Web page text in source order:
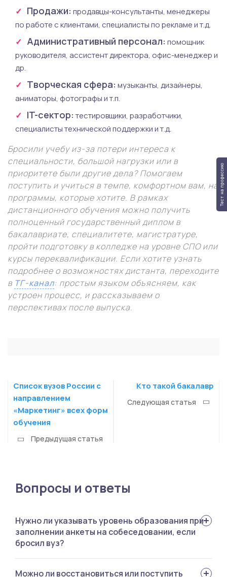
Продажи: продавцы-консультанты, менеджеры
по работе с клиентами, специалисты по рекламе и т.д.
Административный персонал: помощник
руководителя, ассистент директора, офис-менеджер и
др.
Творческая сфера: музыканты, дизайнеры,
аниматоры, фотографы и т.п.
IT-сектор: тестировщики, разработчики,
специалисты технической поддержки и т.д.
Бросили учебу из-за потери интереса к
специальности, большой нагрузки или в
приоритете были другие дела? Помогаем
поступить и учиться в темпе, комфортном вам, на
программы, которые хотите. В рамках
дистанционного обучения можно получить
полноценный государственный диплом в
бакалавриате, специалитете, магистратуре,
пройти подготовку в колледже на уровне СПО или
курсы переквалификации. Если хотите узнать
подробнее о возможностях дистанта, переходите
в ТГ-канал: простым языком объясняем, как
устроен процесс, и рассказываем о
перспективах после выпуска.
Список вузов России с
направлением
«Маркетинг» всех форм
обучения
Предыдущая статья
Кто такой бакалавр
Следующая статья
Вопросы и ответы
Нужно ли указывать уровень образования при
заполнении анкеты на собеседовании, если
бросил вуз?
Желательно честно указать в резюме неоконченное
Можно ли восстановиться или поступить
Тест на профессию